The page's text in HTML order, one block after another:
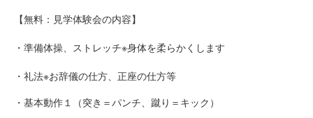
【無料：見学体験会の内容】
・準備体操、ストレッチ※身体を柔らかくします
・礼法※お辞儀の仕方、正座の仕方等
・基本動作１（突き＝パンチ、蹴り＝キック）